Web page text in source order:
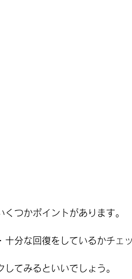
つかポイントがあります。
十分な回復をしているかチェ
てみるといいでしょう。